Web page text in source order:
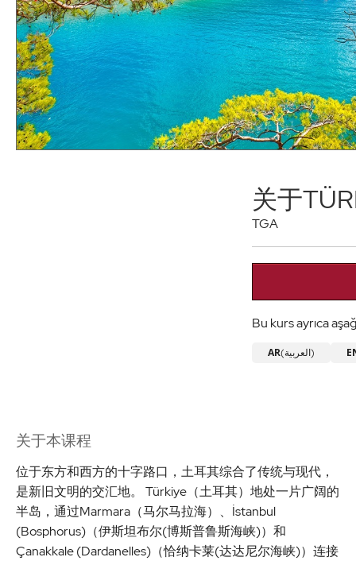
关于
TGA
Bu kurs ayrıca
AR (العربية)
关于本课程
位于东方和西方的十字路口，土耳其综合了传统与现代，
是新旧文明的交汇地。 Türkiye（土耳其）地处一片广阔的
半岛，通过Marmara（马尔马拉海）、İstanbul
(Bosphorus)（伊斯坦布尔(博斯普鲁斯海峡)）和
Çanakkale (Dardanelles)（恰纳卡莱(达达尼尔海峡)）连接